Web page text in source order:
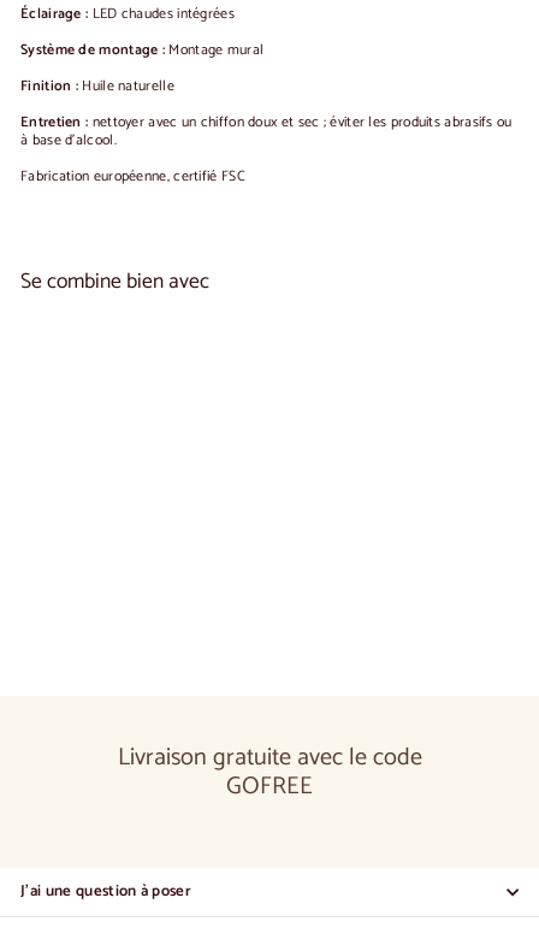
Éclairage : LED chaudes intégrées
Système de montage : Montage mural
Finition : Huile naturelle
Entretien : nettoyer avec un chiffon doux et sec ; éviter les produits abrasifs ou
à base d'alcool.
Fabrication européenne, certifié FSC
Se combine bien avec
Livraison gratuite avec le code
GOFREE
J'ai une question à poser